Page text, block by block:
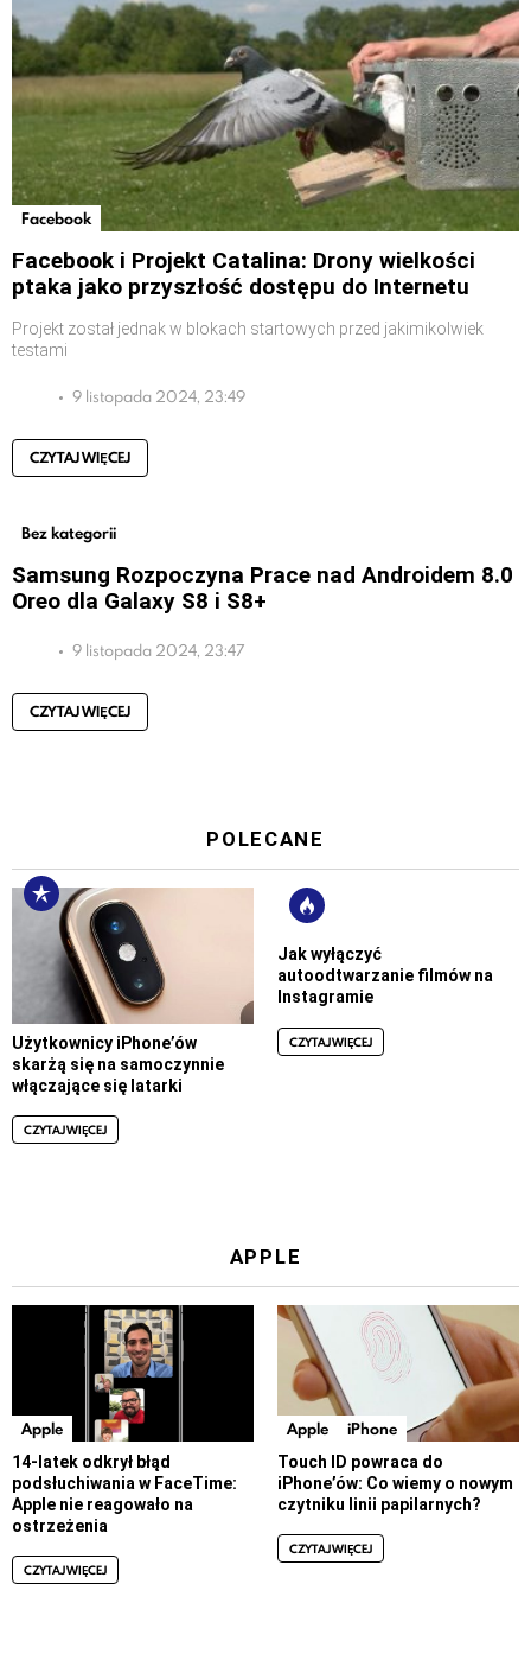
Facebook
Facebook i Projekt Catalina: Drony wielkości
ptaka jako przyszłość dostępu do Internetu
Projekt został jednak w blokach startowych przed jakimikolwiek
testami
9 listopada 2024, 23:49
CZYTAJ WIĘCEJ
Bez kategorii
Samsung Rozpoczyna Prace nad Androidem 8.0
Oreo dla Galaxy S8 i S8+
9 listopada 2024, 23:47
CZYTAJ WIĘCEJ
POLECANE
Użytkownicy iPhone’ów
skarżą się na samoczynnie
włączające się latarki
CZYTAJ WIĘCEJ
Jak wyłączyć
autoodtwarzanie filmów na
Instagramie
CZYTAJ WIĘCEJ
APPLE
Apple
14-latek odkrył błąd
podsłuchiwania w FaceTime:
Apple nie reagowało na
ostrzeżenia
CZYTAJ WIĘCEJ
Apple iPhone
Touch ID powraca do
iPhone’ów: Co wiemy o nowym
czytniku linii papilarnych?
CZYTAJ WIĘCEJ